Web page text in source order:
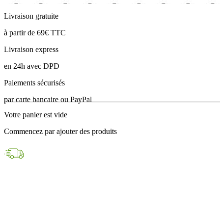
Livraison gratuite
à partir de 69€ TTC
Livraison express
en 24h avec DPD
Paiements sécurisés
par carte bancaire ou PayPal
Votre panier est vide
Commencez par ajouter des produits